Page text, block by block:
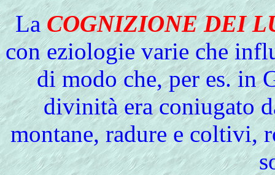
La COGNIZIONE DEI
con eziologie varie che
di modo che, per es. in
divinità era coniugato
montane, radure e coltivi,